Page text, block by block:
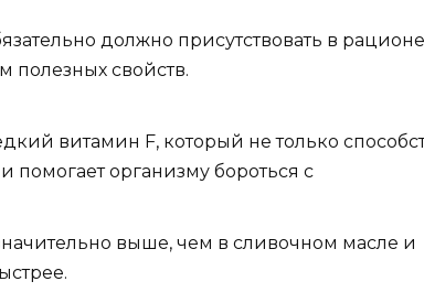
должно присутствовать в рационе
полезных свойств.
витамин F, который не только
помогает организму бороться с
выше, чем в сливочном масле и